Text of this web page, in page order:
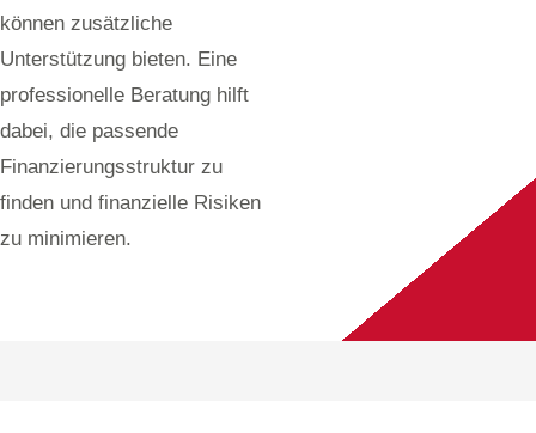
können zusätzliche
Unterstützung bieten. Eine
professionelle Beratung hilft
dabei, die passende
Finanzierungsstruktur zu
finden und finanzielle Risiken
zu minimieren.